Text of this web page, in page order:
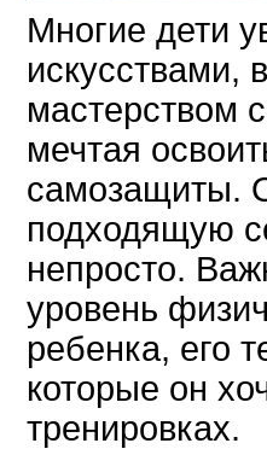
Многие дети
искусствами,
мастерством
мечтая
самозащиты.
подходящую
непросто.
уровень
ребенка, его
которые он
тренировках.